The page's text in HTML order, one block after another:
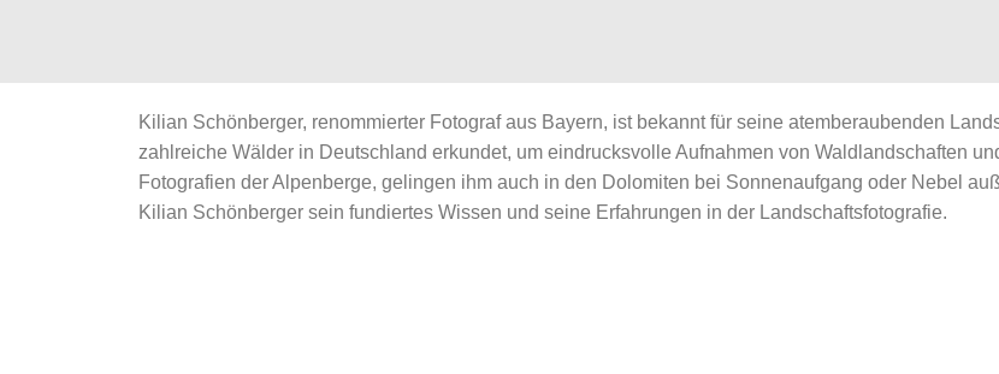
Kilian Schönberger, renommierter Fotograf aus Bayern, ist bekannt für seine atemberaubenden
zahlreiche Wälder in Deutschland erkundet, um eindrucksvolle Aufnahmen von Waldlandschaften
Fotografien der Alpenberge, gelingen ihm auch in den Dolomiten bei Sonnenaufgang oder Nebel
Kilian Schönberger sein fundiertes Wissen und seine Erfahrungen in der Landschaftsfotografie.